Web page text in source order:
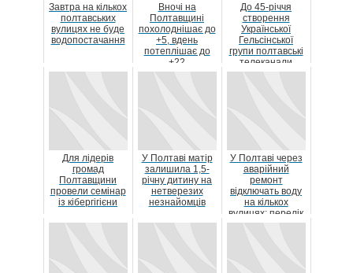
Завтра на кількох
полтавських
вулицях не буде
водопостачання
Вночі на
Полтавщині
похолоднішає до
+5, вдень
потеплішає до
+22
До 45-річчя
створення
Української
Гельсінської
групи полтавські
телеканали
показали
Для лідерів
громад
Полтавщини
провели семінар
із кібергігієни
У Полтаві матір
залишила 1,5-
річну дитину на
нетверезих
незнайомців
У Полтаві через
аварійний
ремонт
відключать воду
на кількох
вулицях: перелік
адрес